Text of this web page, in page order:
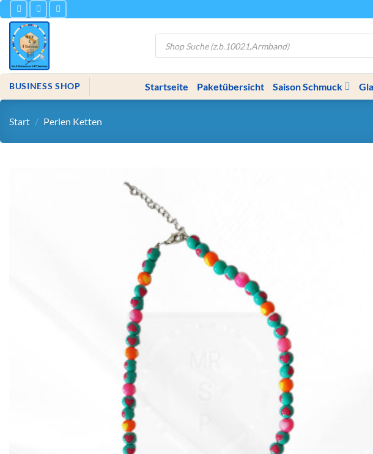
Zum
Inhalt
springen
Products
search
BUSINESS SHOP Startseite Paketübersicht Saison Schmuck
Start / Perlen Ketten